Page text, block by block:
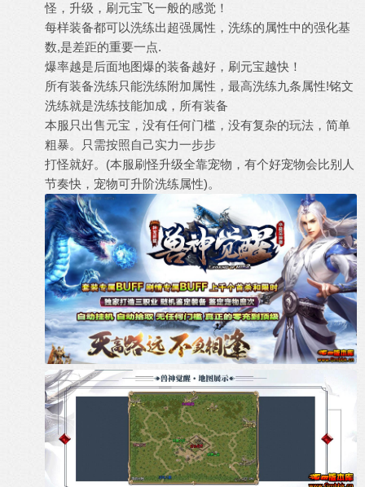
怪，升级，刷元宝飞一般的感觉！
每样装备都可以洗练出超强属性，洗练的属性中的强化基
数,是差距的重要一点.
爆率越是后面地图爆的装备越好，刷元宝越快！
所有装备洗练只能洗练附加属性，最高洗练九条属性!铭文
洗练就是洗练技能加成，所有装备
本服只出售元宝，没有任何门槛，没有复杂的玩法，简单
粗暴。只需按照自己实力一步步
打怪就好。(本服刷怪升级全靠宠物，有个好宠物会比别人
节奏快，宠物可升阶洗练属性)。